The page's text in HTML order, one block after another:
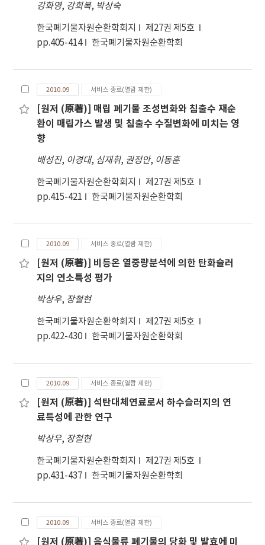
강화영, 강희복, 박상숙
한국폐기물자원순환학회지
제27권 제5호
pp.405-414
한국폐기물자원순환학회
2010.09 서비스 종료(열람 제한)
[원저 (原著)] 매립 폐기물 조성변화와 침출수 재순
환이 매립가스 발생 및 침출수 수질변화에 미치는 영
향
배성진, 이경대, 심재휘, 권정안, 이동훈
한국폐기물자원순환학회지
제27권 제5호
pp.415-421
한국폐기물자원순환학회
2010.09 서비스 종료(열람 제한)
[원저 (原著)] 비등온 열중량분석에 의한 탄화슬러
지의 연소특성 평가
박상우, 장철현
한국폐기물자원순환학회지
제27권 제5호
pp.422-430
한국폐기물자원순환학회
2010.09 서비스 종료(열람 제한)
[원저 (原著)] 석탄대체연료로서 하수슬러지의 연
료특성에 관한 연구
박상우, 장철현
한국폐기물자원순환학회지
제27권 제5호
pp.431-437
한국폐기물자원순환학회
2010.09 서비스 종료(열람 제한)
[원저 (原著)] 음식물류 폐기물의 당화 및 발효에 미